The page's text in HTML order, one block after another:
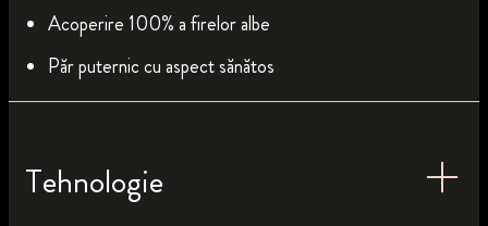
Acoperire 100% a firelor albe
Păr puternic cu aspect sănătos
Tehnologie